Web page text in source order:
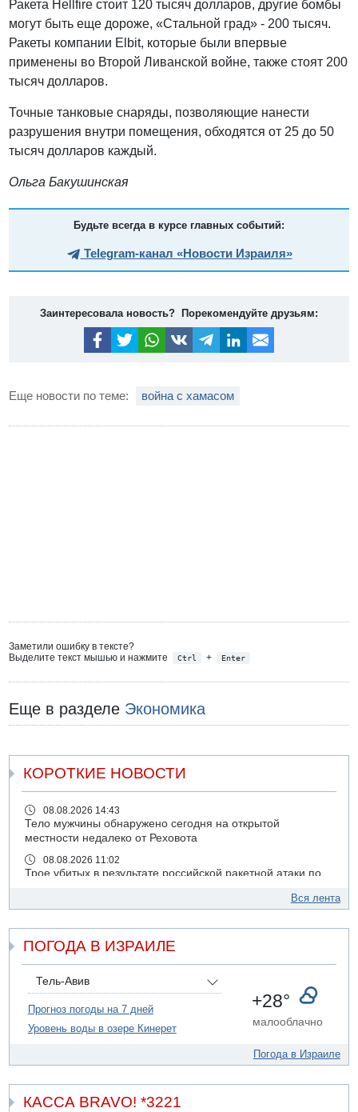
Ракета Hellfire стоит 120 тысяч долларов, другие бомбы
могут быть еще дороже, «Стальной град» - 200 тысяч.
Ракеты компании Elbit, которые были впервые
применены во Второй Ливанской войне, также стоят 200
тысяч долларов.
Точные танковые снаряды, позволяющие нанести
разрушения внутри помещения, обходятся от 25 до 50
тысяч долларов каждый.
Ольга Бакушинская
Будьте всегда в курсе главных событий:
Telegram-канал «Новости Израиля»
Заинтересовала новость? Порекомендуйте друзьям:
Еще новости по теме: война с хамасом
Заметили ошибку в тексте?
Выделите текст мышью и нажмите
Ctrl + Enter
Еще в разделе Экономика
КОРОТКИЕ НОВОСТИ
08.08.2026 14:43
Тело мужчины обнаружено сегодня на открытой
местности недалеко от Реховота
08.08.2026 11:02
Трое убитых в результате российской ракетной атаки по
07.08.2026 20:43
07.08.2026 20:41
Ynet: "Хизбалла" запустила БПЛА со взрывчаткой по
07.08.2026 19:16
ДТП в Ашдоде: тяжело ранены двое маленьких детей
07.08.2026 19:14
Дахан
Вся лента
ПОГОДА В ИЗРАИЛЕ
Тель-Авив
Прогноз погоды на 7 дней
Уровень воды в озере Кинерет
+28°
малооблачно
Погода в Израиле
КАССА BRAVO! *3221